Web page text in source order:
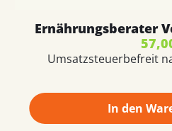
Ernährungsberater
Umsatzsteuerbefreit
In den